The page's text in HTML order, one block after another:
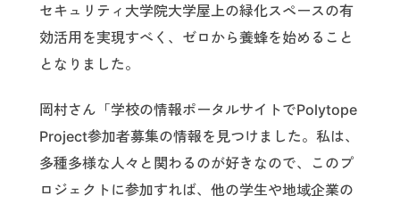
セキュリティ大学院大学屋上の緑化スペースの有
効活用を実現すべく、ゼロから養蜂を始めること
となりました。
岡村さん「学校の情報ポータルサイトでPolytope
Project参加者募集の情報を見つけました。私は、
多種多様な人々と関わるのが好きなので、このプ
ロジェクトに参加すれば、他の学生や地域企業の